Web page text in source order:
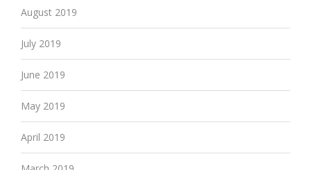
August 2019
July 2019
June 2019
May 2019
April 2019